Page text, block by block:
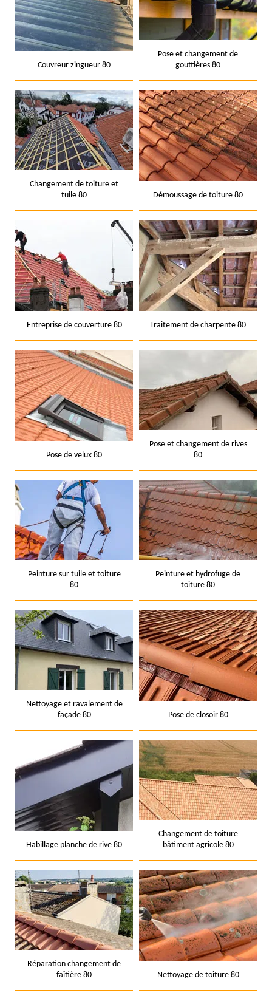
Couvreur zingueur 80
Pose et changement de
gouttières 80
Changement de toiture et
tuile 80
Démoussage de toiture 80
Entreprise de couverture 80 Traitement de charpente 80
Pose de velux 80
Pose et changement de rives
80
Peinture sur tuile et toiture
80
Peinture et hydrofuge de
toiture 80
Nettoyage et ravalement de
façade 80
Pose de closoir 80
Habillage planche de rive 80
Changement de toiture
bâtiment agricole 80
Réparation changement de
faîtière 80
Nettoyage de toiture 80